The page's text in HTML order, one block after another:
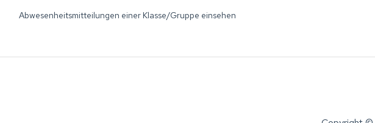
Abwesenheitsmitteilungen einer Klasse/Gruppe einsehen